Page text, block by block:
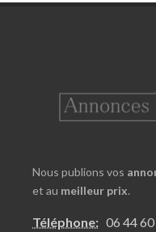
Nous publions vos
et au meilleur prix.
Téléphone: 06 44 60